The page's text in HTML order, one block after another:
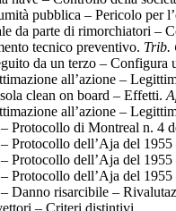
pubblica – Pericolo per
da parte di rimorchiatori –
tecnico preventivo. Trib.
da un terzo – Configura
all’azione –
clean on board – Effetti.
all’azione –
Protocollo di Montreal n. 4
Protocollo dell’Aja del
Protocollo dell’Aja del
Protocollo dell’Aja del
Danno risarcibile –
– Criteri distintivi